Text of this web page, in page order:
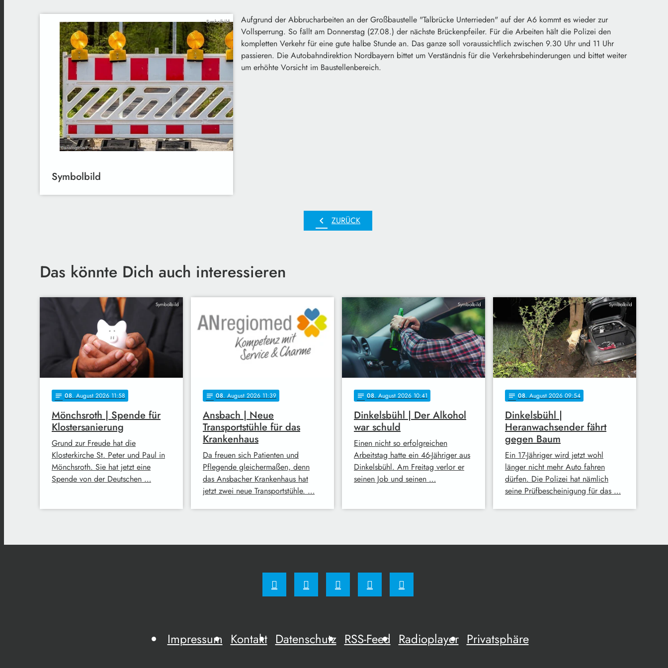
Symbolbild
Symbolbild
Aufgrund der Abbrucharbeiten an der Großbaustelle "Talbrücke Unterrieden" auf der A6 kommt es wieder zur
Vollsperrung. So fällt am Donnerstag (27.08.) der nächste Brückenpfeiler. Für die Arbeiten hält die Polizei den
kompletten Verkehr für eine gute halbe Stunde an. Das ganze soll voraussichtlich zwischen 9.30 Uhr und 11 Uhr
passieren. Die Autobahndirektion Nordbayern bittet um Verständnis für die Verkehrsbehinderungen und bittet weiter
um erhöhte Vorsicht im Baustellenbereich.
chevron_left ZURÜCK
Das könnte Dich auch interessieren
Symbolbild
notes 08. August 2026 11:58
Mönchsroth | Spende für
Klostersanierung
Grund zur Freude hat die
Klosterkirche St. Peter und Paul in
Mönchsroth. Sie hat jetzt eine
Spende von der Deutschen …
notes 08. August 2026 11:39
Ansbach | Neue
Transportstühle für das
Krankenhaus
Da freuen sich Patienten und
Pflegende gleichermaßen, denn
das Ansbacher Krankenhaus hat
jetzt zwei neue Transportstühle. …
Symbolbild
notes 08. August 2026 10:41
Dinkelsbühl | Der Alkohol
war schuld
Einen nicht so erfolgreichen
Arbeitstag hatte ein 46-Jähriger aus
Dinkelsbühl. Am Freitag verlor er
seinen Job und seinen …
Symbolbild
notes 08. August 2026 09:54
Dinkelsbühl |
Heranwachsender fährt
gegen Baum
Ein 17-Jähriger wird jetzt wohl
länger nicht mehr Auto fahren
dürfen. Die Polizei hat nämlich
seine Prüfbescheinigung für das …
Impressum Kontakt Datenschutz RSS-Feed Radioplayer Privatsphäre